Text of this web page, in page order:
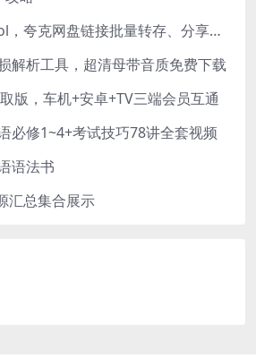
QuarkPanTool，夸克网盘链接批量转存、分享和下载工具
解析工具，超清母带音质免费下载
版，车机+安卓+TV三端会员互通
必修1~4+考试技巧78讲全套视频
语法书
汇总集合展示